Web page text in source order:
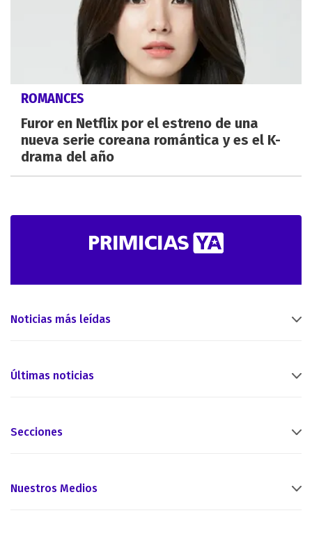
ROMANCES
Furor en Netflix por el estreno de una
nueva serie coreana romántica y es el K-
drama del año
Noticias más leídas
Últimas noticias
Secciones
Nuestros Medios